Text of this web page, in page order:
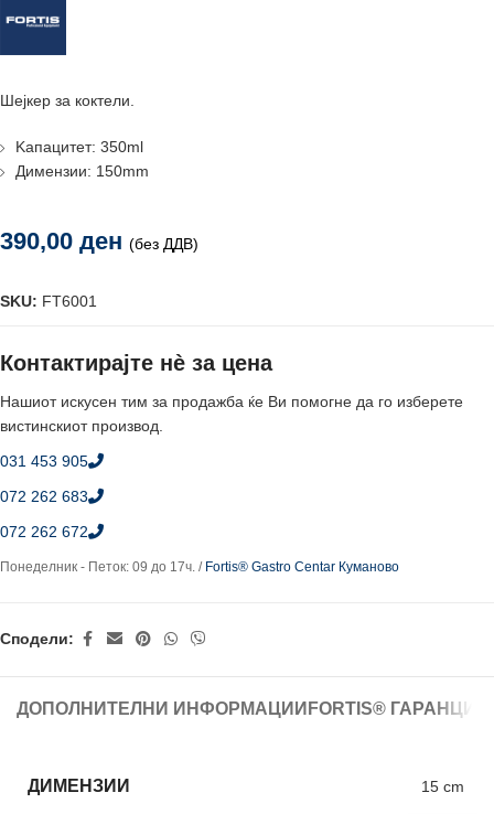
Шејкер за коктели.
Kaпацитет: 350ml
Димензии: 150mm
390,00 ден (без ДДВ)
SKU: FT6001
Контактирајте нè за цена
Нашиот искусен тим за продажба ќе Ви помогне да го изберете
вистинскиот производ.
031 453 905
072 262 683
072 262 672
Понеделник - Петок: 09 до 17ч. / Fortis® Gastro Centar Куманово
Сподели:
ДОПОЛНИТЕЛНИ ИНФОРМАЦИИ FORTIS®
ДИМЕНЗИИ 15 cm